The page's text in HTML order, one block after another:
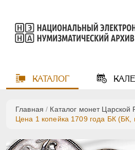
КАТАЛОГ
Главная / Каталог монет Царской
Цена 1 копейка 1709 года БК (БК,